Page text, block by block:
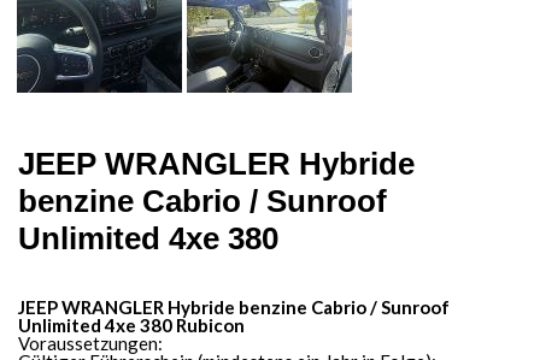
JEEP WRANGLER Hybride
benzine Cabrio / Sunroof
Unlimited 4xe 380
JEEP WRANGLER Hybride benzine Cabrio / Sunroof
Unlimited 4xe 380 Rubicon
Voraussetzungen: